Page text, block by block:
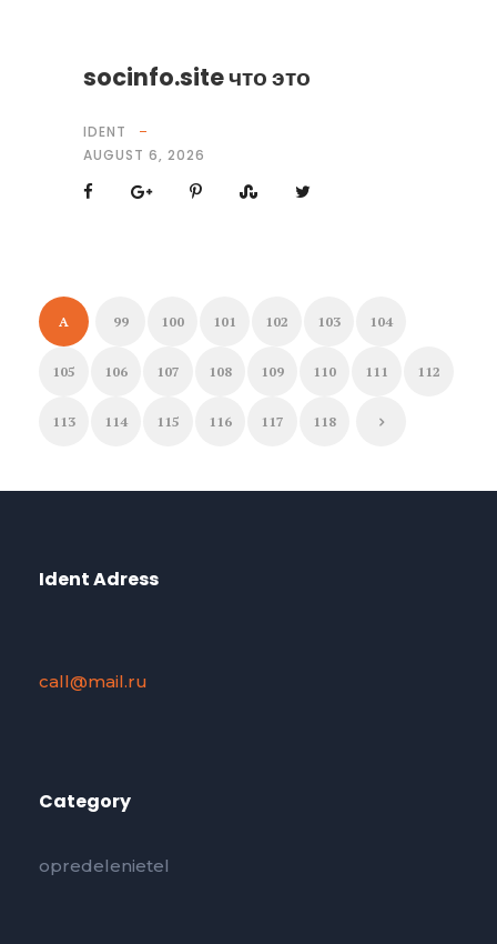
socinfo.site что это
IDENT
AUGUST 6, 2026
A 99 100 101 102 103 104
105 106 107 108 109 110 111 112
113 114 115 116 117 118
Ident Adress
call@mail.ru
Category
opredelenietel